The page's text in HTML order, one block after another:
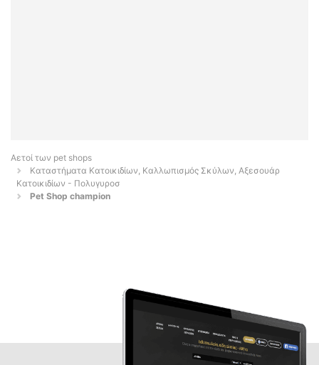
Αετοί των pet shops
Καταστήματα Κατοικιδίων, Καλλωπισμός Σκύλων, Αξεσουάρ
Κατοικιδίων - Πολυγυροσ
Pet Shop champion